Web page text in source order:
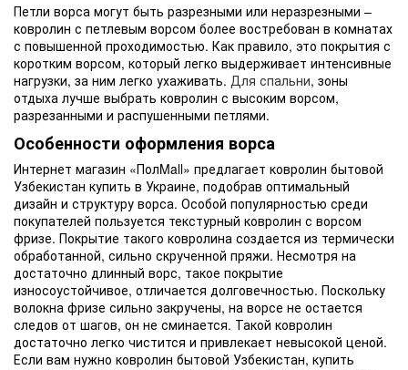
Петли ворса могут быть разрезными или неразрезными –
ковролин с петлевым ворсом более востребован в комнатах
с повышенной проходимостью. Как правило, это покрытия с
коротким ворсом, который легко выдерживает интенсивные
нагрузки, за ним легко ухаживать. Для спальни, зоны
отдыха лучше выбрать ковролин с высоким ворсом,
разрезанными и распушенными петлями.
Особенности оформления ворса
Интернет магазин «ПолMall» предлагает ковролин бытовой
Узбекистан купить в Украине, подобрав оптимальный
дизайн и структуру ворса. Особой популярностью среди
покупателей пользуется текстурный ковролин с ворсом
фризе. Покрытие такого ковролина создается из термически
обработанной, сильно скрученной пряжи. Несмотря на
достаточно длинный ворс, такое покрытие
износоустойчивое, отличается долговечностью. Поскольку
волокна фризе сильно закручены, на ворсе не остается
следов от шагов, он не сминается. Такой ковролин
достаточно легко чистится и привлекает невысокой ценой.
Если вам нужно ковролин бытовой Узбекистан, купить